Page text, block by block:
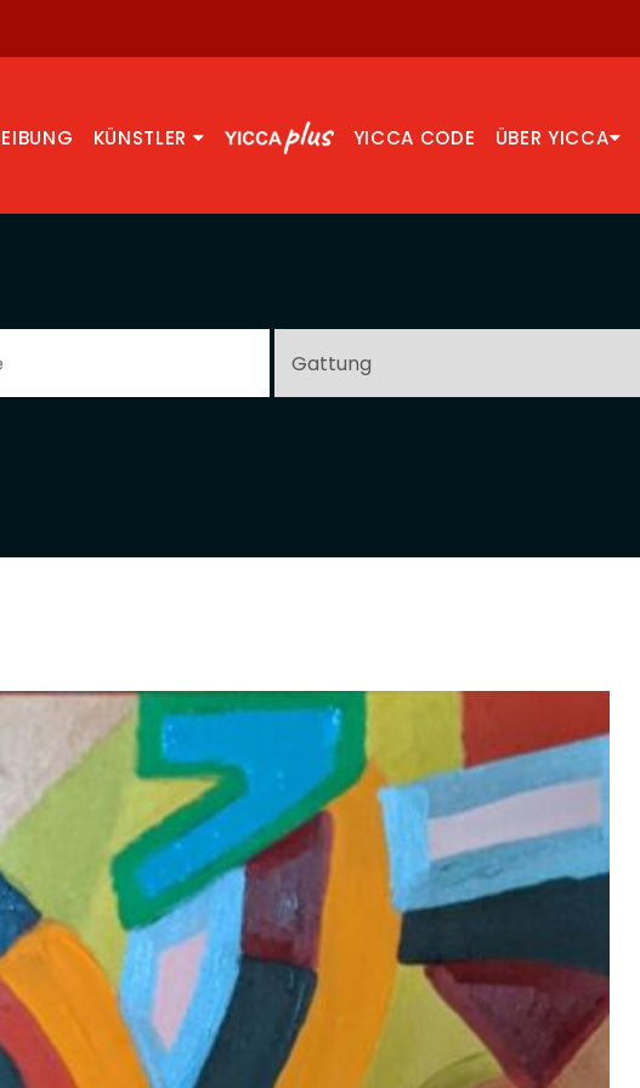
KÜNSTLER YICCA CODE ÜBER YICCA